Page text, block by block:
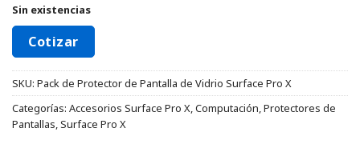
Sin existencias
Cotizar
SKU: Pack de Protector de Pantalla de Vidrio Surface Pro X
Categorías: Accesorios Surface Pro X,Computación,Protectores de
Pantallas,Surface Pro X